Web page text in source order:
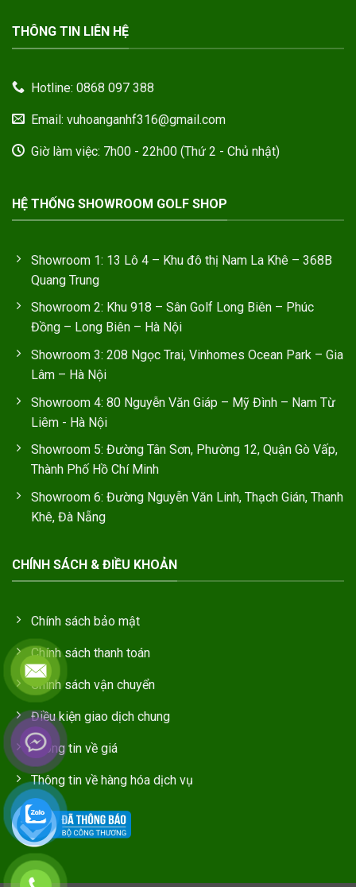
THÔNG TIN LIÊN HỆ
Hotline: 0868 097 388
Email: vuhoanganhf316@gmail.com
Giờ làm việc: 7h00 - 22h00 (Thứ 2 - Chủ nhật)
HỆ THỐNG SHOWROOM GOLF SHOP
Showroom 1: 13 Lô 4 – Khu đô thị Nam La Khê – 368B
Quang Trung
Showroom 2: Khu 918 – Sân Golf Long Biên – Phúc
Đồng – Long Biên – Hà Nội
Showroom 3: 208 Ngọc Trai, Vinhomes Ocean Park – Gia
Lâm – Hà Nội
Showroom 4: 80 Nguyễn Văn Giáp – Mỹ Đình – Nam Từ
Liêm - Hà Nội
Showroom 5: Đường Tân Sơn, Phường 12, Quận Gò Vấp,
Thành Phố Hồ Chí Minh
Showroom 6: Đường Nguyễn Văn Linh, Thạch Gián, Thanh
Khê, Đà Nẵng
CHÍNH SÁCH & ĐIỀU KHOẢN
Chính sách bảo mật
Chính sách thanh toán
Chính sách vận chuyển
Điều kiện giao dịch chung
Thông tin về giá
Thông tin về hàng hóa dịch vụ